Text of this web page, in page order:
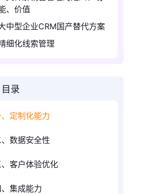
、价值
中型企业CRM国产替代方案
细化线索管理
目录
定制化能力
、数据安全性
、客户体验优化
、集成能力